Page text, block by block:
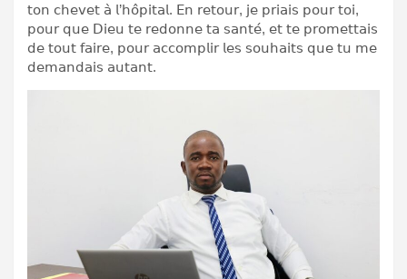
𝗍𝗈𝗇 𝖼𝗁𝖾𝗏𝖾𝗍 𝖺̀ 𝗅’𝗁𝗈̂𝗉𝗂𝗍𝖺𝗅. 𝖤𝗇 𝗋𝖾𝗍𝗈𝗎𝗋, 𝗃𝖾 𝗉𝗋𝗂𝖺𝗂𝗌 𝗉𝗈𝗎𝗋 𝗍𝗈𝗂,
𝗉𝗈𝗎𝗋 𝗊𝗎𝖾 𝖣𝗂𝖾𝗎 𝗍𝖾 𝗋𝖾𝖽𝗈𝗇𝗇𝖾 𝗍𝖺 𝗌𝖺𝗇𝗍𝖾́, 𝖾𝗍 𝗍𝖾 𝗉𝗋𝗈𝗆𝖾𝗍𝗍𝖺𝗂𝗌
𝖽𝖾 𝗍𝗈𝗎𝗍 𝖿𝖺𝗂𝗋𝖾, 𝗉𝗈𝗎𝗋 𝖺𝖼𝖼𝗈𝗆𝗉𝗅𝗂𝗋 𝗅𝖾𝗌 𝗌𝗈𝗎𝗁𝖺𝗂𝗍𝗌 𝗊𝗎𝖾 𝗍𝗎 𝗆𝖾
𝖽𝖾𝗆𝖺𝗇𝖽𝖺𝗂𝗌 𝖺𝗎𝗍𝖺𝗇𝗍.